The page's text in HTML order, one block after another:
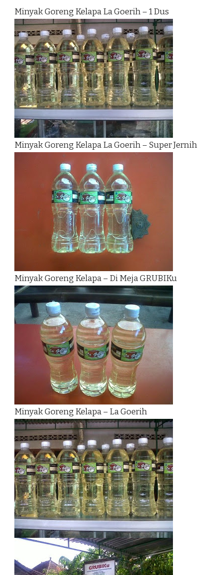
Minyak Goreng Kelapa La Goerih – 1 Dus
Minyak Goreng Kelapa La Goerih – Super Jernih
Minyak Goreng Kelapa – Di Meja GRUBIKu
Minyak Goreng Kelapa – La Goerih